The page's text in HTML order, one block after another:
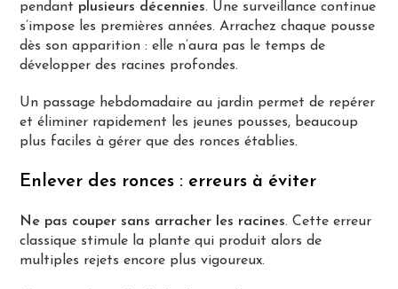
pendant plusieurs décennies. Une surveillance continue
s’impose les premières années. Arrachez chaque pousse
dès son apparition : elle n’aura pas le temps de
développer des racines profondes.
Un passage hebdomadaire au jardin permet de repérer
et éliminer rapidement les jeunes pousses, beaucoup
plus faciles à gérer que des ronces établies.
Enlever des ronces : erreurs à éviter
Ne pas couper sans arracher les racines. Cette erreur
classique stimule la plante qui produit alors de
multiples rejets encore plus vigoureux.